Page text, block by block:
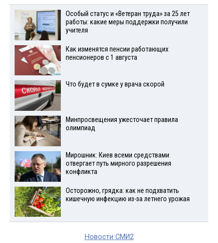
Особый статус и «Ветеран труда» за 25 лет
работы: какие меры поддержки получили
учителя
Как изменятся пенсии работающих
пенсионеров с 1 августа
Что будет в сумке у врача скорой
Минпросвещения ужесточает правила
олимпиад
Мирошник: Киев всеми средствами
отвергает путь мирного разрешения
конфликта
Осторожно, грядка: как не подхватить
кишечную инфекцию из-за летнего урожая
Новости СМИ2